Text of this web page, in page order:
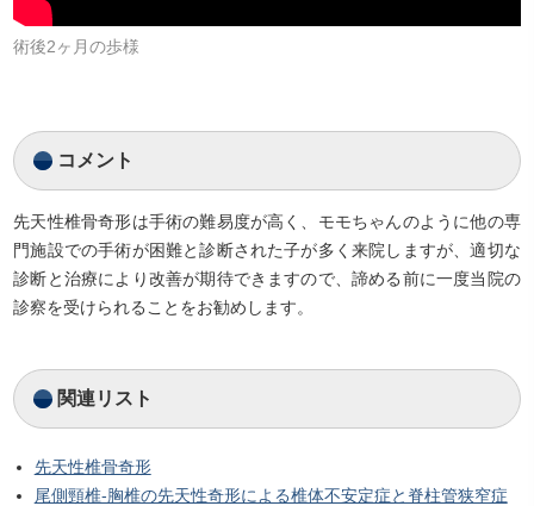
術後2ヶ月の歩様
コメント
先天性椎骨奇形は手術の難易度が高く、モモちゃんのように他の専
門施設での手術が困難と診断された子が多く来院しますが、適切な
診断と治療により改善が期待できますので、諦める前に一度当院の
診察を受けられることをお勧めします。
関連リスト
先天性椎骨奇形
尾側頸椎‐胸椎の先天性奇形による椎体不安定症と脊柱管狭窄症